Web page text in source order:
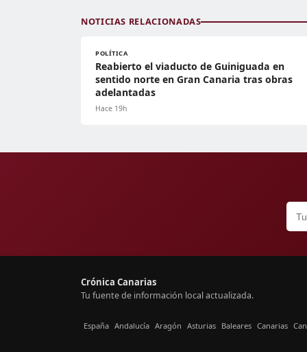
NOTICIAS RELACIONADAS
POLÍTICA
Reabierto el viaducto de Guiniguada en
sentido norte en Gran Canaria tras obras
adelantadas
Hace 19h
Crónica Canarias
Tu fuente de información local actualizada.
España Andalucía Aragón Asturias Baleares Canarias